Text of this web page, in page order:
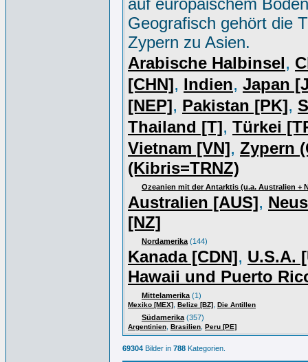
auf europäischem
Geografisch gehört die
Zypern zu Asien.
Arabische Halbinsel,
[CHN], Indien, Japan
[NEP], Pakistan [PK],
Thailand [T], Türkei
Vietnam [VN], Zypern
(Kibris=TRNZ)
Ozeanien mit der Antarktis (u.a. Australien +
Australien [AUS],
[NZ]
Nordamerika (144)
Kanada [CDN], U.S.A.
Hawaii und Puerto
Mittelamerika (1)
Mexiko [MEX] Belize [BZ] Die Antillen
Südamerika (357)
Argentinien Brasilien Peru [PE]
69304 Bilder in 788 Kategorien.